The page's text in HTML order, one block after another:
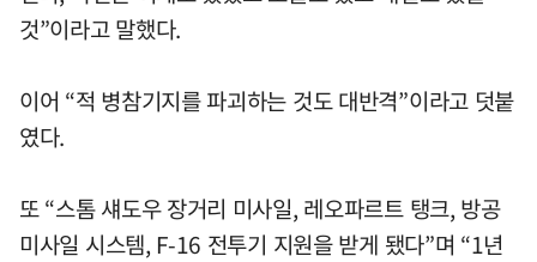
것”이라고 말했다.
이어 “적 병참기지를 파괴하는 것도 대반격”이라고 덧붙
였다.
또 “스톰 섀도우 장거리 미사일, 레오파르트 탱크, 방공
미사일 시스템, F-16 전투기 지원을 받게 됐다”며 “1년